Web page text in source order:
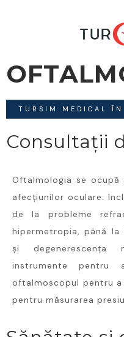
TURSIM MEDICAL ÎN
Consultații
Oftalmologia se
afecțiunilor oculare.
de la probleme
hipermetropia, până la
și degenerescența
instrumente pentru
oftalmoscopul pentru
pentru măsurarea